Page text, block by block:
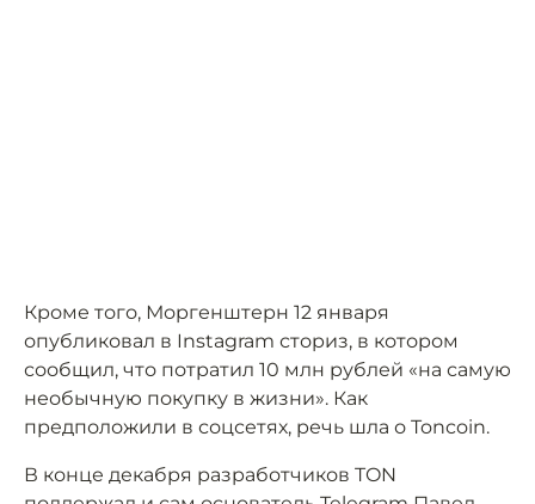
Кроме того, Моргенштерн 12 января
опубликовал в Instagram сториз, в котором
сообщил, что потратил 10 млн рублей «на самую
необычную покупку в жизни». Как
предположили в соцсетях, речь шла о Toncoin.
В конце декабря разработчиков TON